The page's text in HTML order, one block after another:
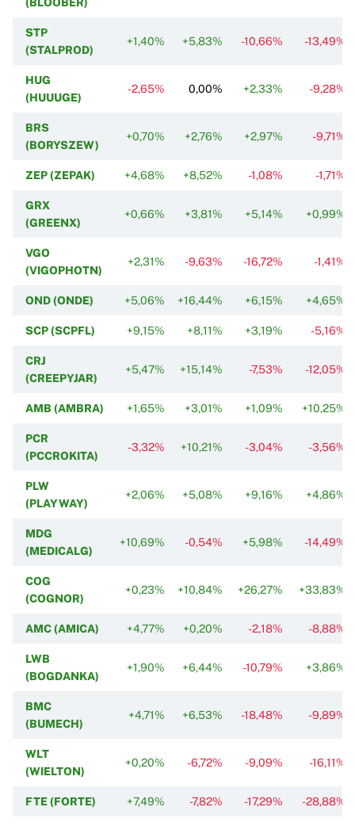
STP
(STALPROD)
+1,40% +5,83% -10,66% -13,49%
HUG
(HUUUGE)
-2,65% 0,00% +2,33% -9,28%
BRS
(BORYSZEW)
+0,70% +2,76% +2,97% -9,71%
ZEP (ZEPAK) +4,68% +8,52% -1,08% -1,71%
GRX
(GREENX)
+0,66% +3,81% +5,14% +0,99%
VGO
(VIGOPHOTN)
+2,31% -9,63% -16,72% -1,41%
OND (ONDE) +5,06% +16,44% +6,15% +4,65%
SCP (SCPFL) +9,15% +8,11% +3,19% -5,16%
CRJ
(CREEPYJAR)
+5,47% +15,14% -7,53% -12,05%
AMB (AMBRA) +1,65% +3,01% +1,09% +10,25%
PCR
(PCCROKITA)
-3,32% +10,21% -3,04% -3,56%
PLW
(PLAYWAY)
+2,06% +5,08% +9,16% +4,86%
MDG
(MEDICALG)
+10,69% -0,54% +5,98% -14,49%
COG
(COGNOR)
+0,23% +10,84% +26,27% +33,83%
AMC (AMICA) +4,77% +0,20% -2,18% -8,88%
LWB
(BOGDANKA)
+1,90% +6,44% -10,79% +3,86%
BMC
(BUMECH)
+4,71% +6,53% -18,48% -9,89%
WLT
(WIELTON)
+0,20% -6,72% -9,09% -16,11%
FTE (FORTE) +7,49% -7,82% -17,29% -28,88%